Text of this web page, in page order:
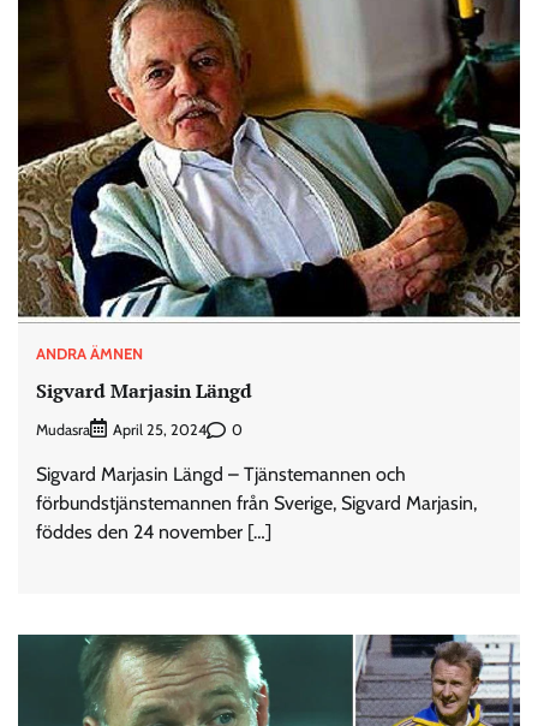
ANDRA ÄMNEN
Sigvard Marjasin Längd
Mudasra April 25, 2024 0
Sigvard Marjasin Längd – Tjänstemannen och
förbundstjänstemannen från Sverige, Sigvard Marjasin,
föddes den 24 november […]